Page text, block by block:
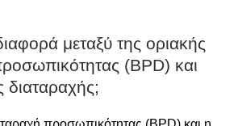
μεταξύ της οριακής
(BPD) και
διαταραχής;